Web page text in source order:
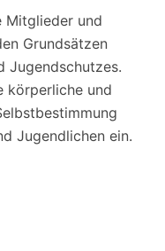
Mitglieder und
Grundsätzen
Jugendschutzes.
körperliche und
Jugendlichen ein.